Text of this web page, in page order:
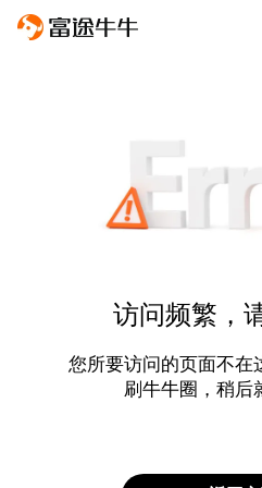
访问频繁，
您所要访问的页面不在
刷牛牛圈，稍后